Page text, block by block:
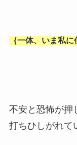
｛一体、いま私
不安と恐怖が押
打ちひしがれて